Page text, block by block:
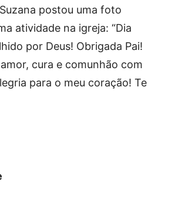
postou uma foto
atividade na igreja: “Dia
por Deus! Obrigada Pai!
cura e comunhão com
para o meu coração! Te